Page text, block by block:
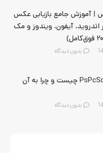
| آموزش جامع بازیابی عکس
آیفون، ویندوز و مک
بدون دیدگاه
PsPcSdk Emulator چیست و چرا به آن
بدون دیدگاه